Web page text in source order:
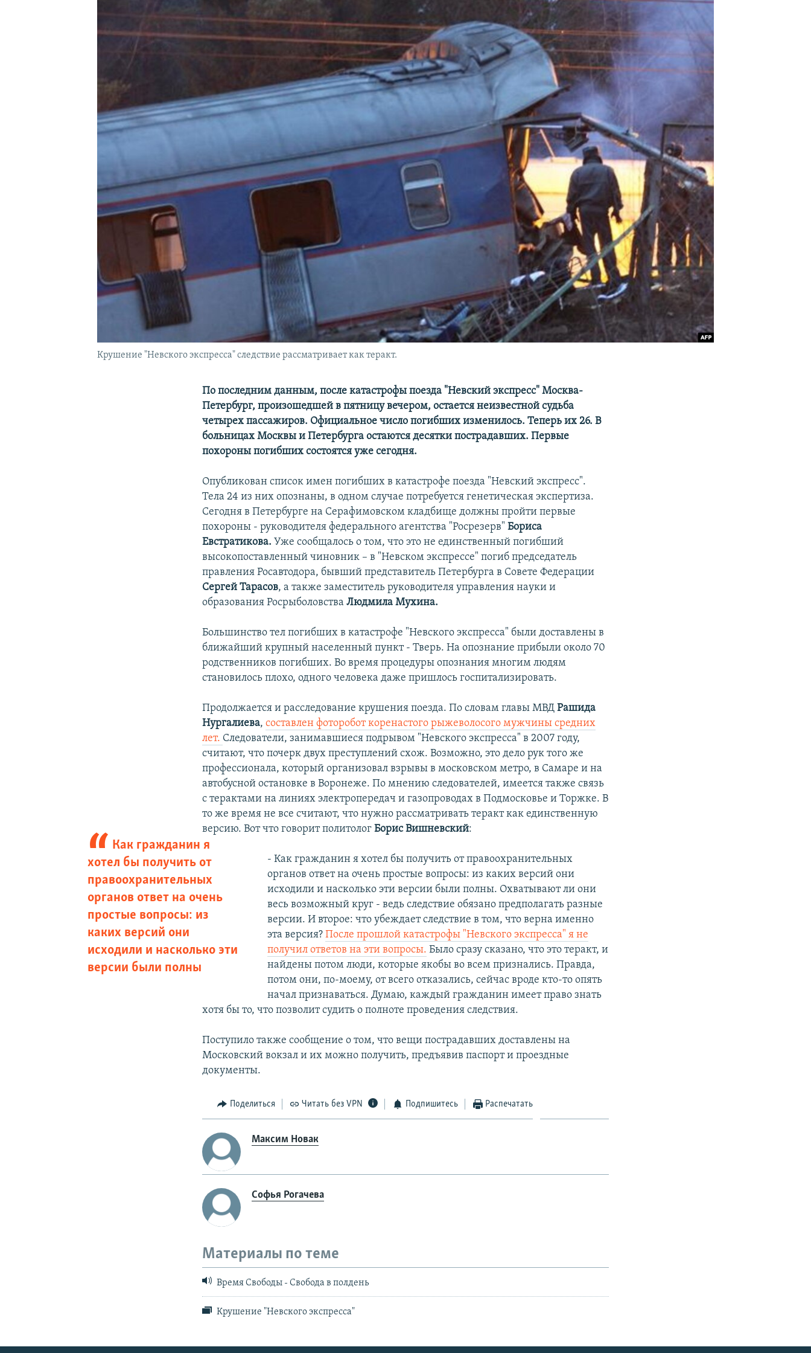
Крушение "Невского экспресса" следствие рассматривает как теракт.
По последним данным, после катастрофы поезда "Невский экспресс" Москва-
Петербург, произошедшей в пятницу вечером, остается неизвестной судьба
четырех пассажиров. Официальное число погибших изменилось. Теперь их 26. В
больницах Москвы и Петербурга остаются десятки пострадавших. Первые
похороны погибших состоятся уже сегодня.
Опубликован список имен погибших в катастрофе поезда "Невский экспресс".
Тела 24 из них опознаны, в одном случае потребуется генетическая экспертиза.
Сегодня в Петербурге на Серафимовском кладбище должны пройти первые
похороны - руководителя федерального агентства "Росрезерв"Бориса
Евстратикова. Уже сообщалось о том, что это не единственный погибший
высокопоставленный чиновник – в "Невском экспрессе" погиб председатель
правления Росавтодора, бывший представитель Петербурга в Совете Федерации
Сергей Тарасов, а также заместитель руководителя управления науки и
образования РосрыболовстваЛюдмила Мухина.
Большинство тел погибших в катастрофе "Невского экспресса" были доставлены в
ближайший крупный населенный пункт - Тверь. На опознание прибыли около 70
родственников погибших. Во время процедуры опознания многим людям
становилось плохо, одного человека даже пришлось госпитализировать.
Продолжается и расследование крушения поезда. По словам главы МВДРашида
Нургалиева,составлен фоторобот коренастого рыжеволосого мужчины средних
лет. Следователи, занимавшиеся подрывом "Невского экспресса" в 2007 году,
считают, что почерк двух преступлений схож. Возможно, это дело рук того же
профессионала, который организовал взрывы в московском метро, в Самаре и на
автобусной остановке в Воронеже. По мнению следователей, имеется также связь
с терактами на линиях электропередач и газопроводах в Подмосковье и Торжке. В
то же время не все считают, что нужно рассматривать теракт как единственную
версию. Вот что говорит политологБорис Вишневский:
Как гражданин я
хотел бы получить от
правоохранительных
органов ответ на очень
простые вопросы: из
каких версий они
исходили и насколько эти
версии были полны
- Как гражданин я хотел бы получить от правоохранительных
органов ответ на очень простые вопросы: из каких версий они
исходили и насколько эти версии были полны. Охватывают ли они
весь возможный круг - ведь следствие обязано предполагать разные
версии. И второе: что убеждает следствие в том, что верна именно
эта версия? После прошлой катастрофы "Невского экспресса" я не
получил ответов на эти вопросы. Было сразу сказано, что это теракт, и
найдены потом люди, которые якобы во всем признались. Правда,
потом они, по-моему, от всего отказались, сейчас вроде кто-то опять
начал признаваться. Думаю, каждый гражданин имеет право знать
хотя бы то, что позволит судить о полноте проведения следствия.
Поступило также сообщение о том, что вещи пострадавших доставлены на
Московский вокзал и их можно получить, предъявив паспорт и проездные
документы.
Поделиться Читать без VPN Подпишитесь Распечатать
Максим Новак
Софья Рогачева
Материалы по теме
Время Свободы - Свобода в полдень
Крушение "Невского экспресса"